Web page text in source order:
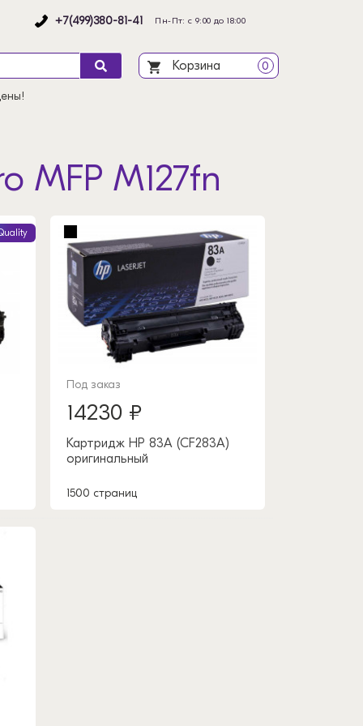
+7(499)380-81-41 Пн-Пт: с 9:00 до 18:00
Корзина 0
MFP M127fn
Под заказ
14230 ₽
Картридж HP 83A (CF283A)
оригинальный
1500 страниц